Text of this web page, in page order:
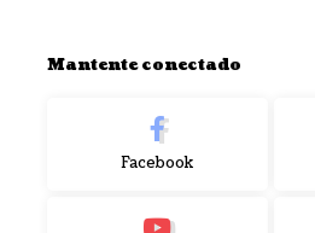
Mantente conectado
Facebook